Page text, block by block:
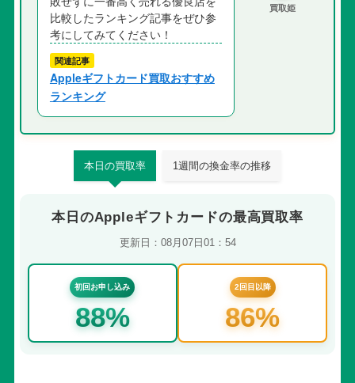
買取姫
比較したランキング記事をぜひ参
考にしてみてください！
関連記事
Appleギフトカード買取おすすめ
ランキング
本日の買取率 1週間の換金率の推移
本日のAppleギフトカードの最高買取率
更新日：08月07日01：54
初回お申し込み
88%
2回目以降
86%